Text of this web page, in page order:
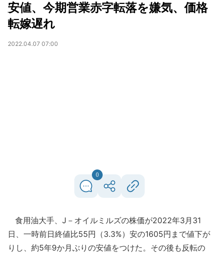
安値、今期営業赤字転落を嫌気、価格
転嫁遅れ
2022.04.07 07:00
0
食用油大手、J－オイルミルズの株価が2022年3月31
日、一時前日終値比55円（3.3%）安の1605円まで値下が
りし、約5年9か月ぶりの安値をつけた。その後も反転の